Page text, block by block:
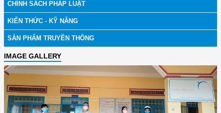
CHÍNH SÁCH PHÁP LUẬT
KIẾN THỨC - KỸ NĂNG
SẢN PHẨM TRUYỀN THÔNG
IMAGE GALLERY